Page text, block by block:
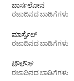
ಬಾರ್ಸಲೋನ
ರಜಾದಿನದ ಬಾಡಿಗೆಗಳು
ಮಾರ್ಸೈಲ್
ರಜಾದಿನದ ಬಾಡಿಗೆಗಳು
ಟೌಲೌಸ್
ರಜಾದಿನದ ಬಾಡಿಗೆಗಳು